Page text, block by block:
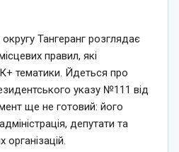
Тангеранг розглядає
правил, які
тематики. Йдеться про
указу №111 від
ще не готовий: його
депутати та
організацій.